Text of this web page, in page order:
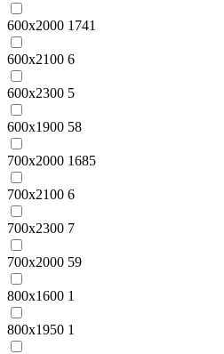
600x2000 1741
600x2100 6
600x2300 5
600х1900 58
700x2000 1685
700x2100 6
700x2300 7
700х2000 59
800x1600 1
800x1950 1